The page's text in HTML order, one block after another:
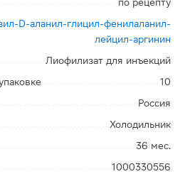
D-аланил-глицил-фенилаланил-
лейцил-аргинин
Лиофилизат для инъекций
10
Россия
Холодильник
36 мес.
1000330556